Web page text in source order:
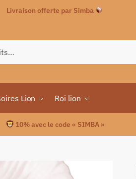
Livraison offerte par Simba
Lion Roi lion
10% avec le code « SIMBA »